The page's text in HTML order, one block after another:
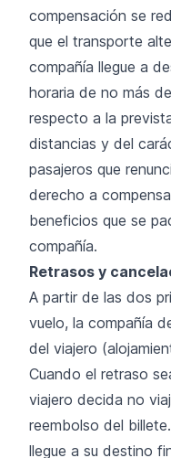
compensación se
que el transporte
compañía llegue a
horaria de no más
respecto a la
distancias y del
pasajeros que
derecho a
beneficios que se
compañía.
Retrasos y
A partir de las dos
vuelo, la compañía
del viajero
Cuando el retraso
viajero decida no
reembolso del
llegue a su destino